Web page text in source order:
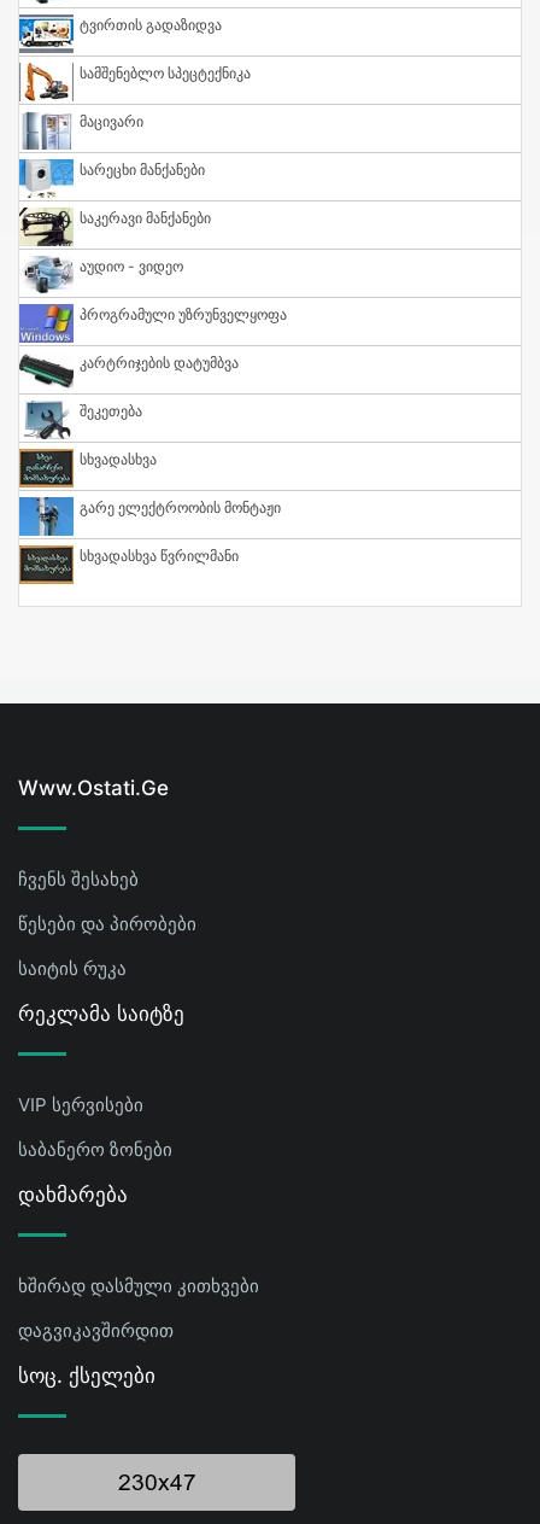
Ტვირთის Გადაზიდვა
Სამშენებლო Სპეცტექნიკა
Მაცივარი
Სარეცხი Მანქანები
Საკერავი Მანქანები
Აუდიო - Ვიდეო
Პროგრამული Უზრუნველყოფა
Კარტრიჯების Დატუმბვა
Შეკეთება
Სხვადასხვა
Გარე Ელექტროობის Მონტაჟი
Სხვადასხვა Წვრილმანი
Www.ostati.ge
ჩვენს შესახებ
წესები და პირობები
საიტის რუკა
Რეკლამა Საიტზე
VIP სერვისები
საბანერო ზონები
Დახმარება
ხშირად დასმული კითხვები
დაგვიკავშირდით
Სოც. Ქსელები